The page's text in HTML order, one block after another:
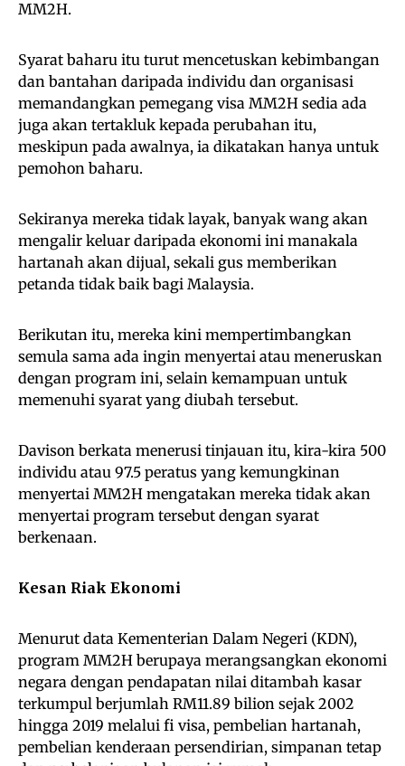
MM2H.
Syarat baharu itu turut mencetuskan kebimbangan
dan bantahan daripada individu dan organisasi
memandangkan pemegang visa MM2H sedia ada
juga akan tertakluk kepada perubahan itu,
meskipun pada awalnya, ia dikatakan hanya untuk
pemohon baharu.
Sekiranya mereka tidak layak, banyak wang akan
mengalir keluar daripada ekonomi ini manakala
hartanah akan dijual, sekali gus memberikan
petanda tidak baik bagi Malaysia.
Berikutan itu, mereka kini mempertimbangkan
semula sama ada ingin menyertai atau meneruskan
dengan program ini, selain kemampuan untuk
memenuhi syarat yang diubah tersebut.
Davison berkata menerusi tinjauan itu, kira-kira 500
individu atau 97.5 peratus yang kemungkinan
menyertai MM2H mengatakan mereka tidak akan
menyertai program tersebut dengan syarat
berkenaan.
Kesan Riak Ekonomi
Menurut data Kementerian Dalam Negeri (KDN),
program MM2H berupaya merangsangkan ekonomi
negara dengan pendapatan nilai ditambah kasar
terkumpul berjumlah RM11.89 bilion sejak 2002
hingga 2019 melalui fi visa, pembelian hartanah,
pembelian kenderaan persendirian, simpanan tetap